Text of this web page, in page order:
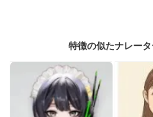
特徴の似たナレータ